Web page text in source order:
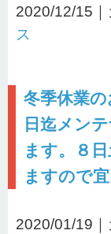
2020/12/15｜
ス
冬季休業
日迄メン
ます。８
ますので
2020/01/19｜